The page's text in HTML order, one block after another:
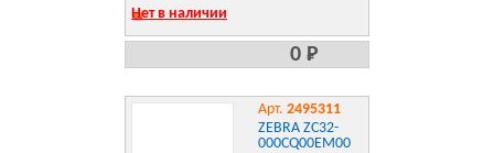
Нет в наличии
0 Р
Арт. 2495311
ZEBRA ZC32-
000CQ00EM00